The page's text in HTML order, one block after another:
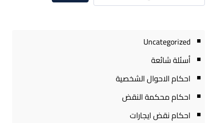
Uncategorized
أسئلة شائعة
احكام الاحوال الشخصية
احكام محكمة النقض
احكام نقض ايجارات